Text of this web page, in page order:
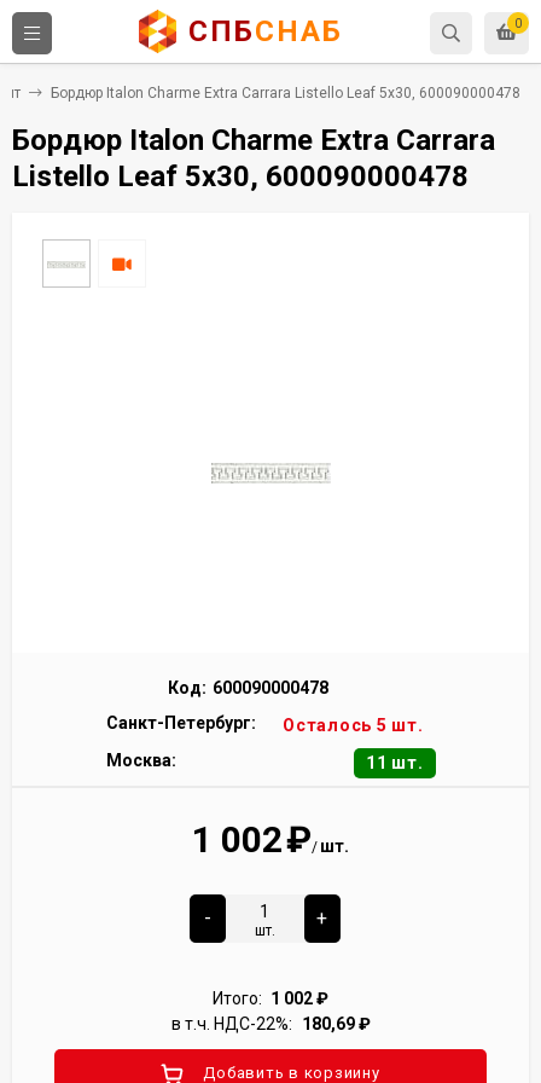
0
СПБСНАБ
Бордюр Italon Charme Extra Carrara Listello Leaf 5x30, 600090000478
Бордюр Italon Charme Extra Carrara
Listello Leaf 5x30, 600090000478
Код: 600090000478
Санкт-Петербург:
Осталось 5 шт.
Москва:
11 шт.
1 002₽/ шт.
-
шт.
+
Итого: 1 002₽
в т.ч. НДС-22%:
180,69₽
Добавить в корзиину